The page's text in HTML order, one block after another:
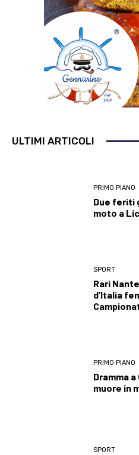
ULTIMI ARTICOLI
PRIMO PIANO
Due feriti
moto a
SPORT
Rari
d’Italia
PRIMO PIANO
Dramma
muore in
SPORT